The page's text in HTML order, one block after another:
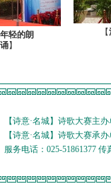
轻的朗
】
【
【诗意·名城】诗歌大赛主
【诗意·名城】诗歌大赛承
服务电话：025-51861377 传